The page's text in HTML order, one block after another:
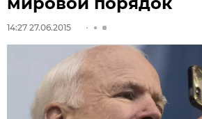
14:27 27.06.2015